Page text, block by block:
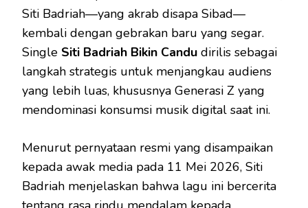
Siti Badriah—yang akrab disapa Sibad—
kembali dengan gebrakan baru yang segar.
Single Siti Badriah Bikin Candu dirilis sebagai
langkah strategis untuk menjangkau audiens
yang lebih luas, khususnya Generasi Z yang
mendominasi konsumsi musik digital saat ini.
Menurut pernyataan resmi yang disampaikan
kepada awak media pada 11 Mei 2026, Siti
Badriah menjelaskan bahwa lagu ini bercerita